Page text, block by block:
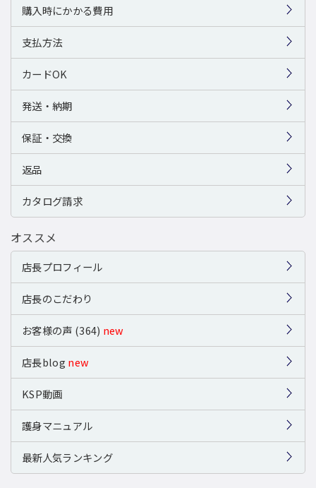
購入時にかかる費用
支払方法
カードOK
発送・納期
保証・交換
返品
カタログ請求
オススメ
店長プロフィール
店長のこだわり
お客様の声 (364) new
店長blog new
KSP動画
護身マニュアル
最新人気ランキング